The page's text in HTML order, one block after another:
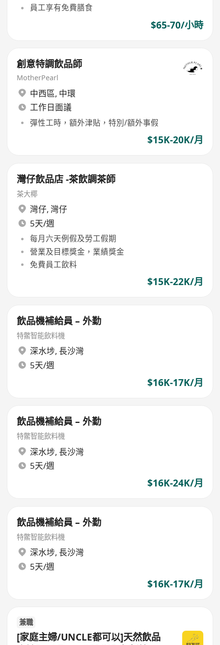
員工享有免費膳食
$65-70/小時
創意特調飲品師
MotherPearl
中西區, 中環
工作日面議
彈性工時，額外津貼，特別/額外事假
$15K-20K/月
灣仔飲品店 -茶飲調茶師
茶大椰
灣仔, 灣仔
5天/週
每月六天例假及勞工假期
營業及目標獎金，業績獎金
免費員工飲料
$15K-22K/月
飲品機補給員 – 外勤
特鱉智能飲料機
深水埗, 長沙灣
5天/週
$16K-17K/月
飲品機補給員 – 外勤
特鱉智能飲料機
深水埗, 長沙灣
5天/週
$16K-24K/月
飲品機補給員 – 外勤
特鱉智能飲料機
深水埗, 長沙灣
5天/週
$16K-17K/月
兼職
[家庭主婦/UNCLE都可以]天然飲品